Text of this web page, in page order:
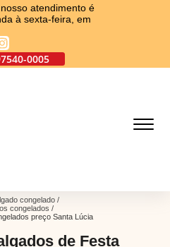
atendimento é
à sexta-feira, em
0005
congelado
congelados
preço Santa Lúcia
de Festa